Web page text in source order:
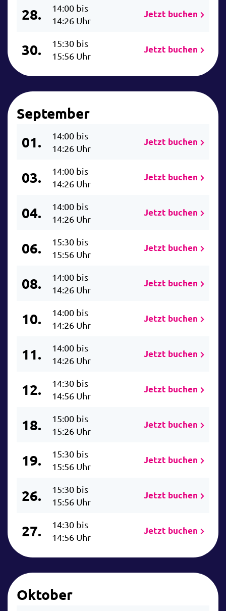
28.
14:00 bis
14:26 Uhr
Jetzt buchen
30.
15:30 bis
15:56 Uhr
Jetzt buchen
September
01.
14:00 bis
14:26 Uhr
Jetzt buchen
03.
14:00 bis
14:26 Uhr
Jetzt buchen
04.
14:00 bis
14:26 Uhr
Jetzt buchen
06.
15:30 bis
15:56 Uhr
Jetzt buchen
08.
14:00 bis
14:26 Uhr
Jetzt buchen
10.
14:00 bis
14:26 Uhr
Jetzt buchen
11.
14:00 bis
14:26 Uhr
Jetzt buchen
12.
14:30 bis
14:56 Uhr
Jetzt buchen
18.
15:00 bis
15:26 Uhr
Jetzt buchen
19.
15:30 bis
15:56 Uhr
Jetzt buchen
26.
15:30 bis
15:56 Uhr
Jetzt buchen
27.
14:30 bis
14:56 Uhr
Jetzt buchen
Oktober